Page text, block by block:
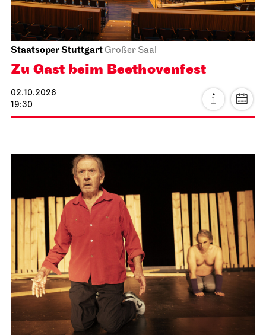
Staatsoper StuttgartGroßer Saal
Zu Gast beim Beethovenfest
02.10.2026
19:30